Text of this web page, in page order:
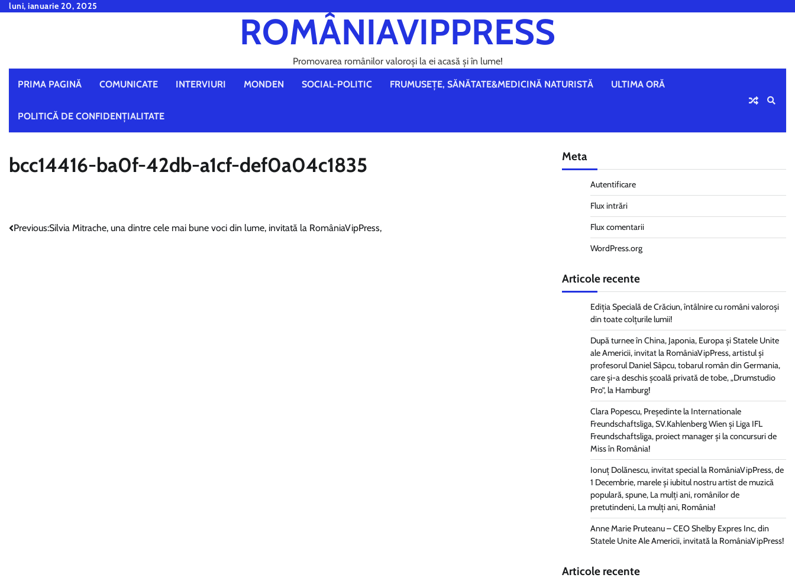
Skipluni, ianuarie 20, 2025
ROMÂNIAVIPPRESS
Promovarea românilor valoroși la ei acasă și în lume!
PRIMA PAGINĂ COMUNICATE INTERVIURI MONDEN SOCIAL-POLITIC FRUMUSEȚE, SĂNĂTATE&MEDICINĂ NATURISTĂ ULTIMA ORĂ
POLITICĂ DE CONFIDENȚIALITATE
bcc14416-ba0f-42db-a1cf-def0a04c1835
Navigare
Previous:Silvia Mitrache, una dintre cele mai bune voci din lume, invitată la RomâniaVipPress,
Meta
Autentificare
Flux intrări
Flux comentarii
WordPress.org
Articole recente
Ediția Specială de Crăciun, întâlnire cu români valoroși
din toate colțurile lumii!
După turnee în China, Japonia, Europa și Statele Unite
ale Americii, invitat la RomâniaVipPress, artistul și
profesorul Daniel Sâpcu, tobarul român din Germania,
care și-a deschis școală privată de tobe, „Drumstudio
Pro”, la Hamburg!
Clara Popescu, Președinte la Internationale
Freundschaftsliga, SV.Kahlenberg Wien şi Liga IFL
Freundschaftsliga, proiect manager și la concursuri de
Miss în România!
Ionuț Dolănescu, invitat special la RomâniaVipPress, de
1 Decembrie, marele și iubitul nostru artist de muzică
populară, spune, La mulți ani, românilor de
pretutindeni, La mulți ani, România!
Anne Marie Pruteanu – CEO Shelby Expres Inc, din
Statele Unite Ale Americii, invitată la RomâniaVipPress!
Articole recente